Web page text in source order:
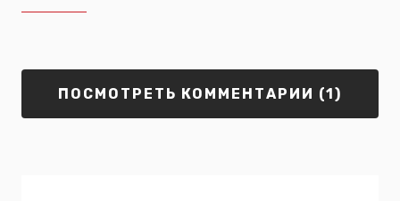
ПОСМОТРЕТЬ КОММЕНТАРИИ (1)